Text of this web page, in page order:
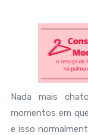
Nada mais
momentos em
e isso